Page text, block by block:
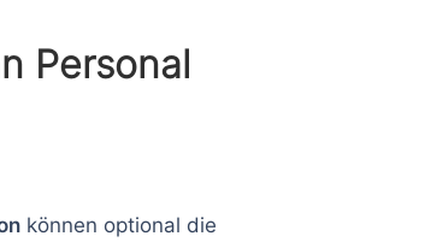
Personal
können optional die